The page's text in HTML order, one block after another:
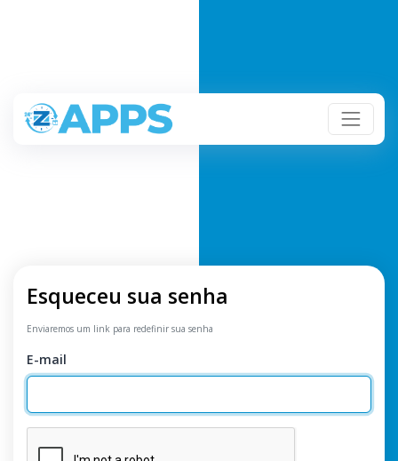
Esqueceu sua senha
Enviaremos um link para redefinir sua senha
E-mail